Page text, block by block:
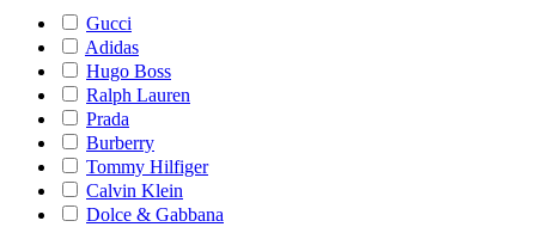
Gucci
Adidas
Hugo Boss
Ralph Lauren
Prada
Burberry
Tommy Hilfiger
Calvin Klein
Dolce & Gabbana